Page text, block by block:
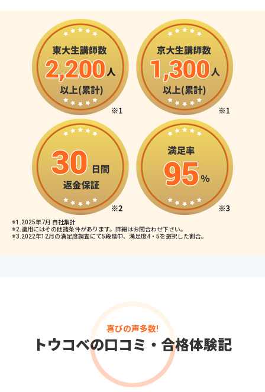
※1.2025年7月 自社集計
※2.適用にはその他諸条件があります。詳細はお問合わせ下さい。
※3.2022年12月の満足度調査にて5段階中、満足度4・5を選択した割合。
喜びの声多数!
トウコベの口コミ・合格体験記